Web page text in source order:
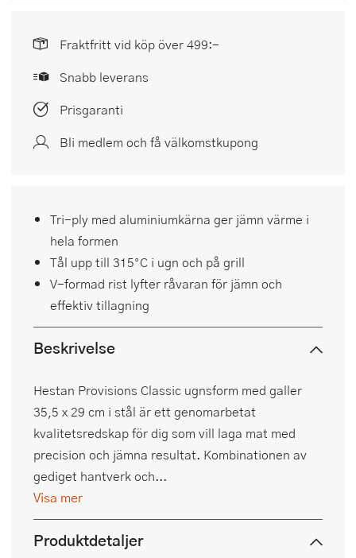
Fraktfritt vid köp över 499:-
Snabb leverans
Prisgaranti
Bli medlem och få välkomstkupong
Tri-ply med aluminiumkärna ger jämn värme i
hela formen
Tål upp till 315°C i ugn och på grill
V-formad rist lyfter råvaran för jämn och
effektiv tillagning
Beskrivelse
Hestan Provisions Classic ugnsform med galler
35,5 x 29 cm i stål är ett genomarbetat
kvalitetsredskap för dig som vill laga mat med
precision och jämna resultat. Kombinationen av
gediget hantverk och...
Visa mer
Produktdetaljer